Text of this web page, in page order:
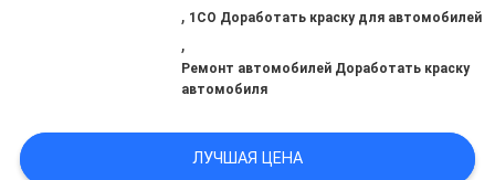
, 1CO Доработать краску для автомобилей
,
Ремонт автомобилей Доработать краску
автомобиля
ЛУЧШАЯ ЦЕНА